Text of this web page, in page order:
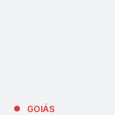
GOIÁS